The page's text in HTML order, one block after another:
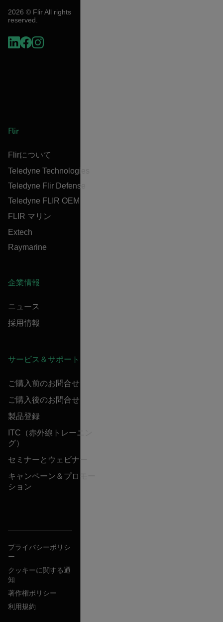
2026 © Flir All rights
reserved.
Flir
Flirについて
Teledyne Technologies
Teledyne Flir Defense
Teledyne FLIR OEM
FLIR マリン
Extech
Raymarine
企業情報
ニュース
採用情報
サービス＆サポート
ご購入前のお問合せ
ご購入後のお問合せ
製品登録
ITC（赤外線トレーニン
グ）
セミナーとウェビナー
キャンペーン＆プロモー
ション
プライバシーポリシ
ー
クッキーに関する通
知
著作権ポリシー
利用規約